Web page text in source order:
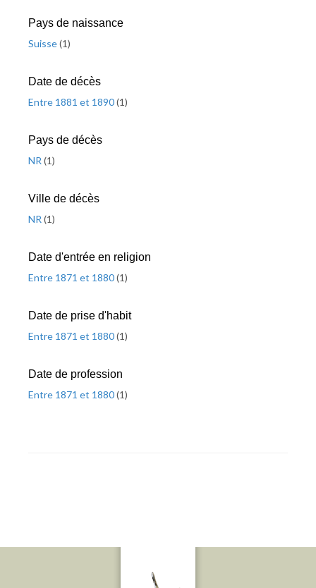
Pays de naissance
Suisse(1)
Date de décès
Entre 1881 et 1890(1)
Pays de décès
NR (1)
Ville de décès
NR (1)
Date d'entrée en religion
Entre 1871 et 1880(1)
Date de prise d'habit
Entre 1871 et 1880(1)
Date de profession
Entre 1871 et 1880(1)